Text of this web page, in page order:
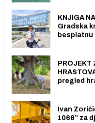
KNJIGA
Gradska
besplatnu
PROJEKT
pregled
Ivan
1066” za